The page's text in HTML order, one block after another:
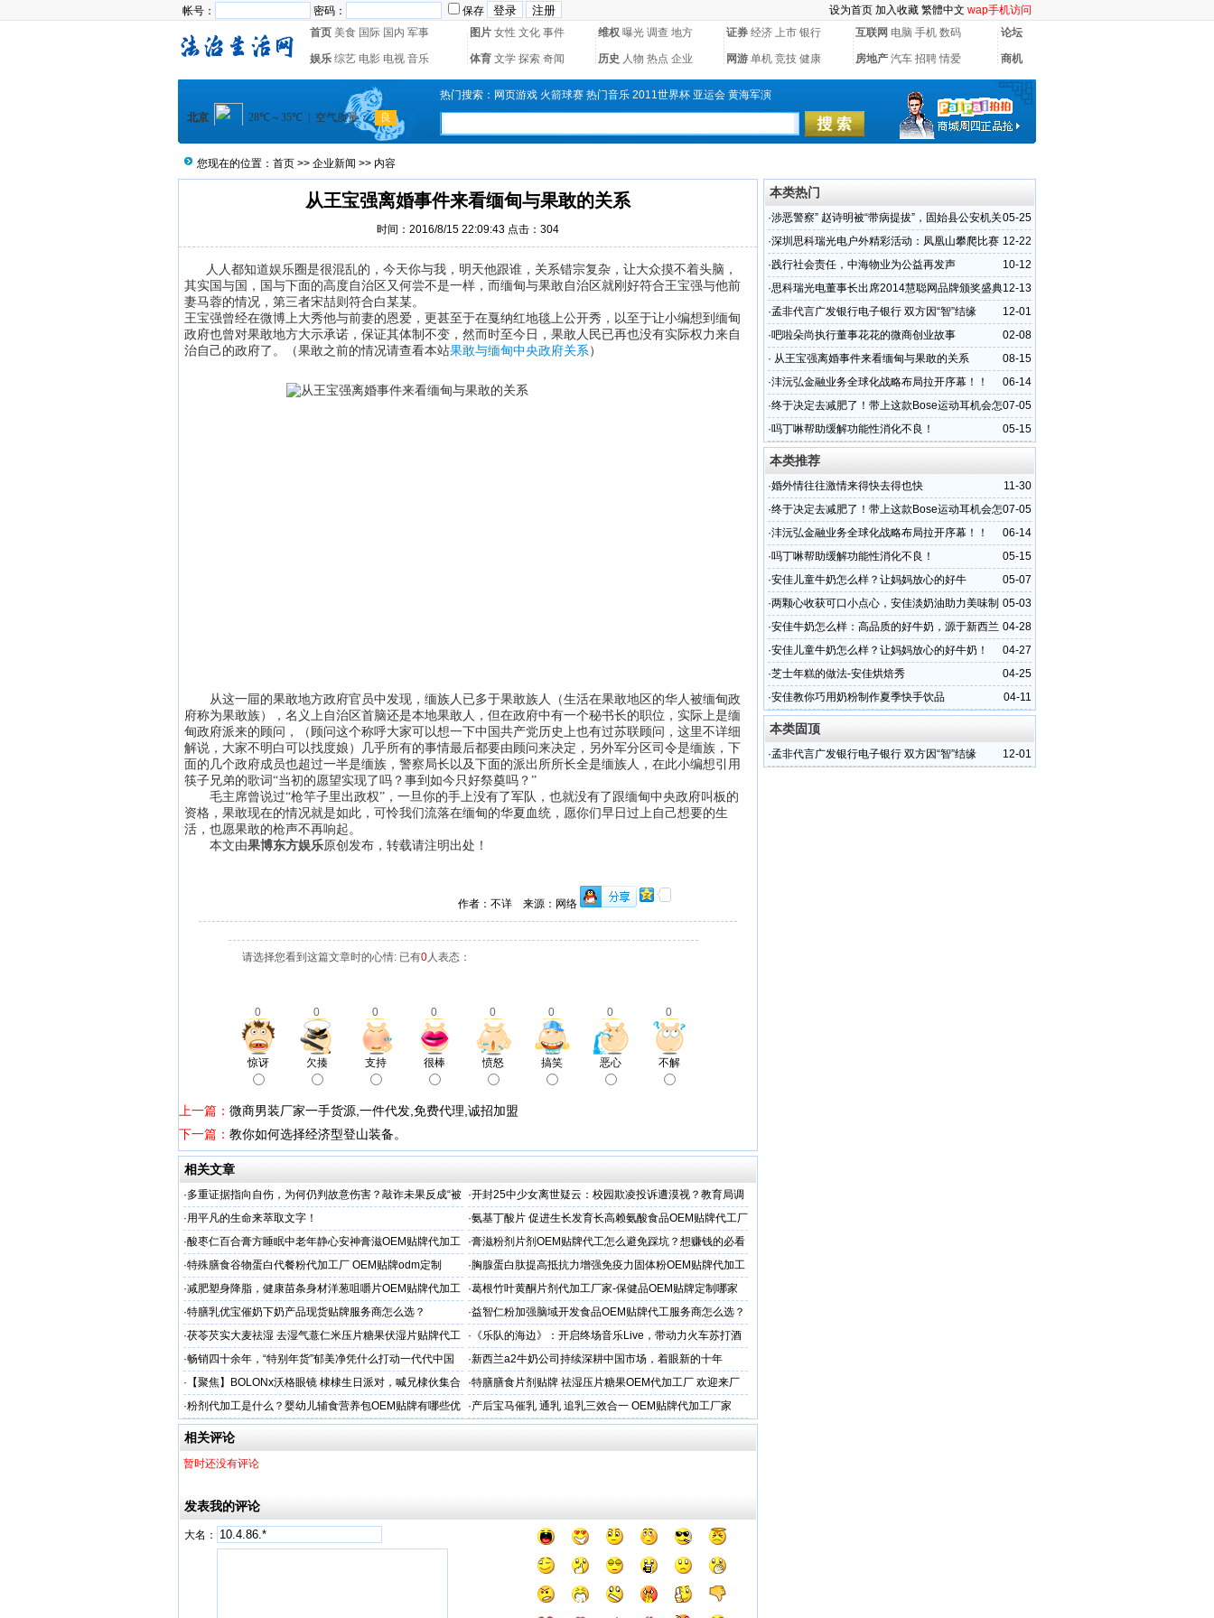
帐号： 密码： 保存 设为首页 加入收藏 繁體中文 wap手机访问
首页 美食 国际 国内 军事 图片 女性 文化 事件 维权 曝光 调查 地方 证券 经济 上市 银行 互联网 电脑 手机 数码 论坛
娱乐 综艺 电影 电视 音乐 体育 文学 探索 奇闻 历史 人物 热点 企业 网游 单机 竞技 健康 房地产 汽车 招聘 情爱 商机
热门搜索： 网页游戏 火箭球赛 热门音乐 2011世界杯 亚运会 黄海军演
您现在的位置： 首页 >> 企业新闻 >> 内容
从王宝强离婚事件来看缅甸与果敢的关系
时间：2016/8/15 22:09:43 点击： 304
人人都知道娱乐圈是很混乱的，今天你与我，明天他跟谁，关系错宗复杂，让大众摸不着头脑，
其实国与国，国与下面的高度自治区又何尝不是一样，而缅甸与果敢自治区就刚好符合王宝强与他前
妻马蓉的情况，第三者宋喆则符合白某某。
王宝强曾经在微博上大秀他与前妻的恩爱，更甚至于在戛纳红地毯上公开秀，以至于让小编想到缅甸
政府也曾对果敢地方大示承诺，保证其体制不变，然而时至今日，果敢人民已再也没有实际权力来自
治自己的政府了。（果敢之前的情况请查看本站果敢与缅甸中央政府关系）
从这一屇的果敢地方政府官员中发现，缅族人已多于果敢族人（生活在果敢地区的华人被缅甸政
府称为果敢族），名义上自治区首脑还是本地果敢人，但在政府中有一个秘书长的职位，实际上是缅
甸政府派来的顾问，（顾问这个称呼大家可以想一下中国共产党历史上也有过苏联顾问，这里不详细
解说，大家不明白可以找度娘）几乎所有的事情最后都要由顾问来决定，另外军分区司令是缅族，下
面的几个政府成员也超过一半是缅族，警察局长以及下面的派出所所长全是缅族人，在此小编想引用
筷子兄弟的歌词“当初的愿望实现了吗？事到如今只好祭奠吗？”
毛主席曾说过“枪竿子里出政权”，一旦你的手上没有了军队，也就没有了跟缅甸中央政府叫板的
资格，果敢现在的情况就是如此，可怜我们流落在缅甸的华夏血统，愿你们早日过上自己想要的生
活，也愿果敢的枪声不再响起。
本文由果博东方娱乐原创发布，转载请注明出处！
作者：不详 来源：网络
请选择您看到这篇文章时的心情: 已有0人表态：
0 0 0 0 0 0 0 0
惊讶 欠揍 支持 很棒 愤怒 搞笑 恶心 不解
上一篇： 微商男装厂家一手货源,一件代发,免费代理,诚招加盟
下一篇： 教你如何选择经济型登山装备。
相关文章
·多重证据指向自伤，为何仍判故意伤害？敲诈未果反成“被
害人”
·开封25中少女离世疑云：校园欺凌投诉遭漠视？教育局调
查引家属强烈质疑
·用平凡的生命来萃取文字！ ·氨基丁酸片 促进生长发育长高赖氨酸食品OEM贴牌代工厂
家
·酸枣仁百合膏方睡眠中老年静心安神膏滋OEM贴牌代加工
厂
·膏滋粉剂片剂OEM贴牌代工怎么避免踩坑？想赚钱的必看
·特殊膳食谷物蛋白代餐粉代加工厂 OEM贴牌odm定制 · 胸腺蛋白肽提高抵抗力增强免疫力固体粉OEM贴牌代加工
服务商
·减肥塑身降脂，健康苗条身材洋葱咀嚼片OEM贴牌代加工
服务商
·葛根竹叶黄酮片剂代加工厂家-保健品OEM贴牌定制哪家
专业
·特膳乳优宝催奶下奶产品现货贴牌服务商怎么选？ ·益智仁粉加强脑域开发食品OEM贴牌代工服务商怎么选？
·茯苓芡实大麦祛湿 去湿气薏仁米压片糖果伏湿片贴牌代工 · 《乐队的海边》：开启终场音乐Live，带动力火车苏打酒
穿越丛林
·畅销四十余年，“特别年货”郁美净凭什么打动一代代中国
妈妈？
·新西兰a2牛奶公司持续深耕中国市场，着眼新的十年
· 【聚焦】BOLONx沃格眼镜 棣棣生日派对，喊兄棣伙集合
啦！
·特膳膳食片剂贴牌 祛湿压片糖果OEM代加工厂 欢迎来厂
考察
·粉剂代加工是什么？婴幼儿辅食营养包OEM贴牌有哪些优
势？
·产后宝马催乳 通乳 追乳三效合一 OEM贴牌代加工厂家
相关评论
暂时还没有评论
发表我的评论
大名：
本类热门
05-25
·涉恶警察” 赵诗明被“带病提拔”，固始县公安机关
遭群众质疑
12-22
·深圳思科瑞光电户外精彩活动：凤凰山攀爬比赛
10-12
·践行社会责任，中海物业为公益再发声
12-13
·思科瑞光电董事长出席2014慧聪网品牌颁奖盛典
（组图）
12-01
·孟非代言广发银行电子银行 双方因“智”结缘
02-08
·吧啦朵尚执行董事花花的微商创业故事
08-15
· 从王宝强离婚事件来看缅甸与果敢的关系
06-14
·沣沅弘金融业务全球化战略布局拉开序幕！！
07-05
·终于决定去减肥了！带上这款Bose运动耳机会怎
样？
05-15
·吗丁啉帮助缓解功能性消化不良！
本类推荐
11-30
·婚外情往往激情来得快去得也快
07-05
·终于决定去减肥了！带上这款Bose运动耳机会怎
样？
06-14
·沣沅弘金融业务全球化战略布局拉开序幕！！
05-15
·吗丁啉帮助缓解功能性消化不良！
05-07
·安佳儿童牛奶怎么样？让妈妈放心的好牛
奶！！！
05-03
·两颗心收获可口小点心，安佳淡奶油助力美味制
造！
04-28
·安佳牛奶怎么样：高品质的好牛奶，源于新西兰
的本真营养！
04-27
·安佳儿童牛奶怎么样？让妈妈放心的好牛奶！
04-25
·芝士年糕的做法-安佳烘焙秀
04-11
·安佳教你巧用奶粉制作夏季快手饮品
本类固顶
12-01
·孟非代言广发银行电子银行 双方因“智”结缘